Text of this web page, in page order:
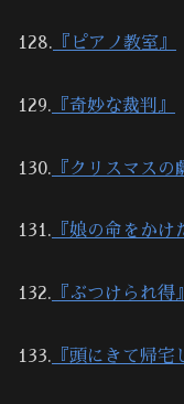
128. 『ピアノ教室』
129. 『奇妙な裁判』
130. 『クリスマスの
131. 『娘の命をかけ
132. 『ぶつけられ得』
133. 『頭にきて帰宅